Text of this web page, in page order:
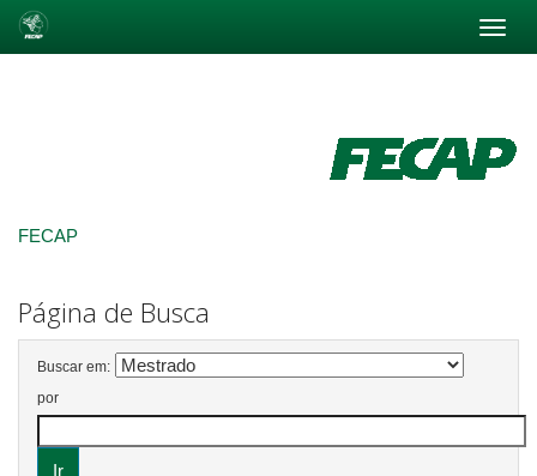
FECAP
Página de Busca
Buscar em:
por